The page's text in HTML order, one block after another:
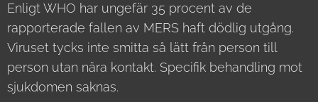
Enligt WHO har ungefär 35 procent av de
rapporterade fallen av MERS haft dödlig utgång.
Viruset tycks inte smitta så lätt från person till
person utan nära kontakt. Specifik behandling mot
sjukdomen saknas.